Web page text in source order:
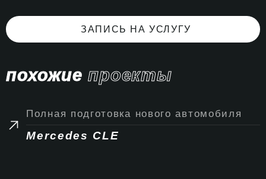
ЗАПИСЬ НА УСЛУГУ
похожие проекты
Полная подготовка нового автомобиля
Mercedes CLE